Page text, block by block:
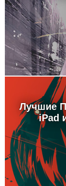
Лучшие
iPad